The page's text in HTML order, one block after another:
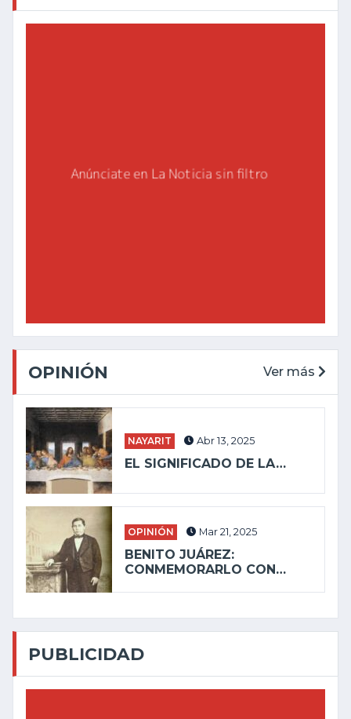
OPINIÓN Ver más
NAYARIT Abr 13, 2025
EL SIGNIFICADO DE LA…
OPINIÓN Mar 21, 2025
BENITO JUÁREZ:
CONMEMORARLO CON…
PUBLICIDAD